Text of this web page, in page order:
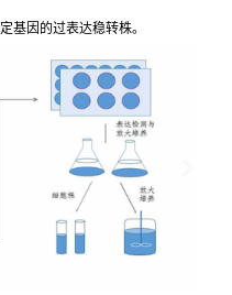
基因的过表达稳转株。